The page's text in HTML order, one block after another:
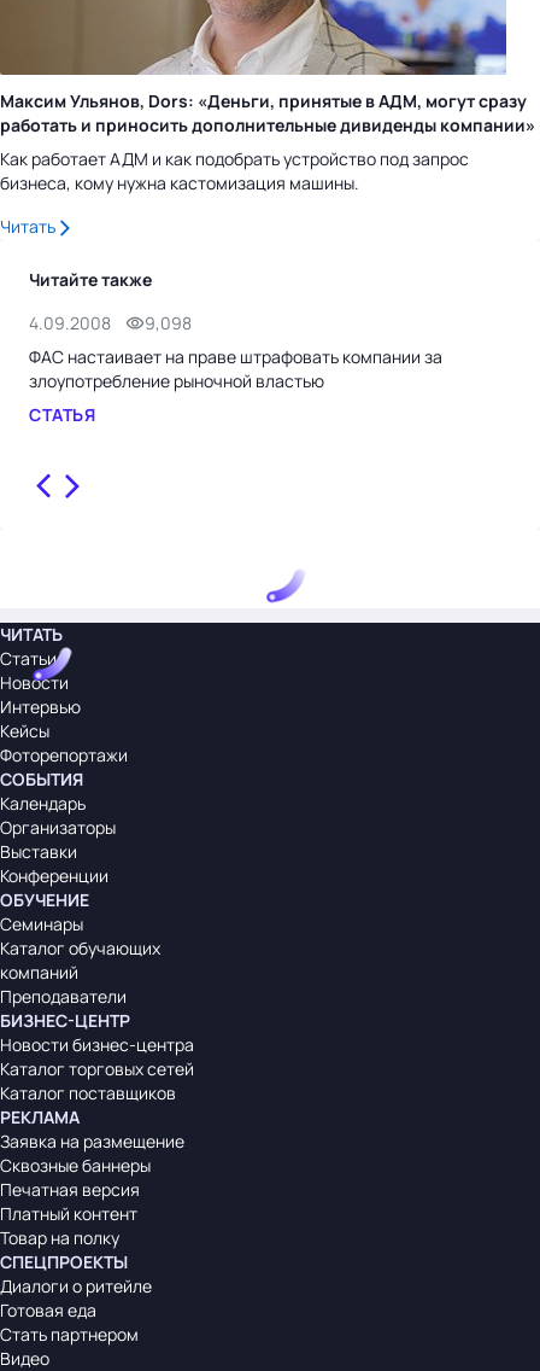
Максим Ульянов, Dors: «Деньги, принятые в АДМ, могут сразу
работать и приносить дополнительные дивиденды компании»
Как работает АДМ и как подобрать устройство под запрос
бизнеса, кому нужна кастомизация машины.
Читать
Читайте также
4.09.2008
9,098
ФАС настаивает на праве штрафовать компании за
злоупотребление рыночной властью
СТАТЬЯ
ЧИТАТЬ
Статьи
Новости
Интервью
Кейсы
Фоторепортажи
СОБЫТИЯ
Календарь
Организаторы
Выставки
Конференции
ОБУЧЕНИЕ
Семинары
Каталог обучающих
компаний
Преподаватели
БИЗНЕС-ЦЕНТР
Новости бизнес-центра
Каталог торговых сетей
Каталог поставщиков
РЕКЛАМА
Заявка на размещение
Сквозные баннеры
Печатная версия
Платный контент
Товар на полку
СПЕЦПРОЕКТЫ
Диалоги о ритейле
Готовая еда
Стать партнером
Видео